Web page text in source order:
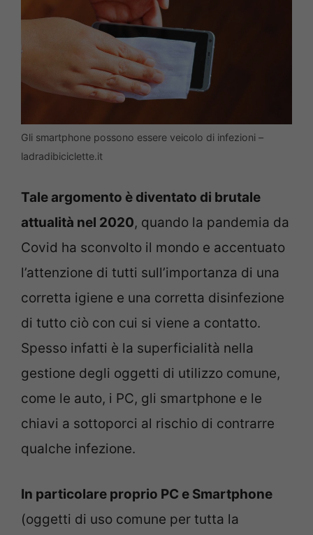
Gli smartphone possono essere veicolo di infezioni –
ladradibiciclette.it
Tale argomento è diventato di brutale
attualità nel 2020, quando la pandemia da
Covid ha sconvolto il mondo e accentuato
l’attenzione di tutti sull’importanza di una
corretta igiene e una corretta disinfezione
di tutto ciò con cui si viene a contatto.
Spesso infatti è la superficialità nella
gestione degli oggetti di utilizzo comune,
come le auto, i PC, gli smartphone e le
chiavi a sottoporci al rischio di contrarre
qualche infezione.
In particolare proprio PC e Smartphone
(oggetti di uso comune per tutta la